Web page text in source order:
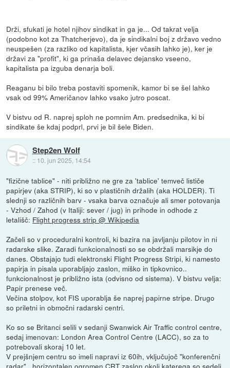
Drži, sfukati je hotel njihov sindikat in ga je... Od takrat velja
(podobno kot za Thatcherjevo), da je sindikalni boj z državo vedno
neuspešen (za razliko od kapitalista, kjer včasih lahko je), ker je
državi za "profit", ki ga prinaša delavec dejansko vseeno,
kapitalista pa izguba denarja boli.
Reaganu bi bilo treba postaviti spomenik, kamor bi se šel lahko
vsak od 99% Američanov lahko vsako jutro poscat.
V bistvu od R. naprej sploh ne pomnim Am. predsednika, ki bi
sindikate še kdaj podprl, prvi je bil šele Biden.
Step2en Wolf
:: 10. jun 2025, 14:54
"fizične tablice" - niti približno ne gre za 'tablice' temveč lističe
papirjev (aka STRIP), ki so v plastičnih držalih (aka HOLDER). Ti
slednji so različnih barv - vsaka barva označuje ali smer potovanja
- Vzhod / Zahod (v Italiji: sever / jug) in prihode in odhode z
letališč: Flight progress strip @ Wikipedia
Začeli so v proceduralni kontroli, ki bazira na javljanju pilotov in ni
radarske slike. Zaradi funkcionalnosti so se obdržali marsikje do
danes. Obstajajo tudi elektronski Flight Progress Stripi, ki namesto
papirja in pisala uporabljajo zaslon, miško in tipkovnico..
funkcionalnost je približno ista (odvisno od sistema). V bistvu velja:
Papir prenese več.
Večina stolpov, kot FIS uporablja še naprej papirne stripe. Drugo
so priletni in območni radarski centri.
Ko so se Britanci selili v sedanji Swanwick Air Traffic control centre,
sedaj imenovan: London Area Control Centre (LACC), so za to
potrebovali skoraj 10 let.
V prejšnjem centru so imeli napravi iz 60ih, vključujoč "konferenčni